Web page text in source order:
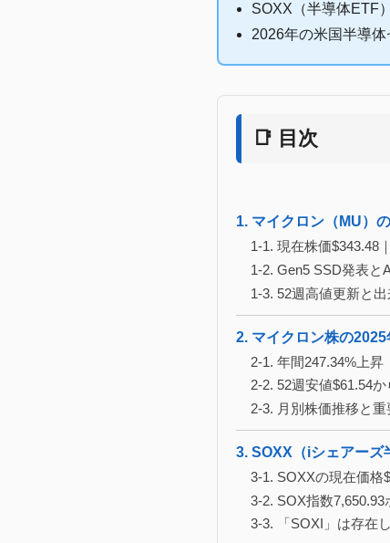
SOXX（半導体ETF
2026年の米国半導
📑 目次
1. マイクロン（MU）
1-1. 現在株価$343.48
1-2. Gen5 SSD発表と
1-3. 52週高値更新と
2. マイクロン株の
2-1. 年間247.34%上
2-2. 52週安値$61.54
2-3. 月別株価推移と
3. SOXX（iシェアーズ
3-1. SOXXの現在価格
3-2. SOX指数
3-3. 「SOXI」は存在